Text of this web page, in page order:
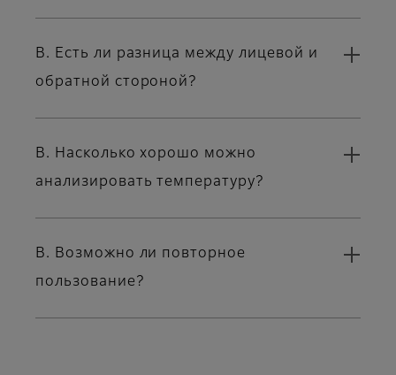
В. Есть ли разница между лицевой и
обратной стороной?
В. Насколько хорошо можно
анализировать температуру?
В. Возможно ли повторное
пользование?